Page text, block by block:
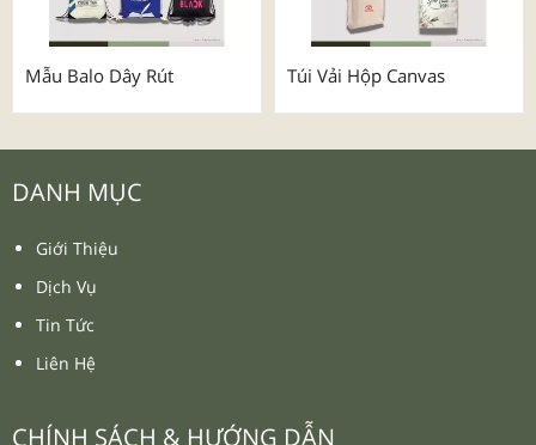
Mẫu Balo Dây Rút Túi Vải Hộp Canvas
DANH MỤC
Giới Thiệu
Dịch Vụ
Tin Tức
Liên Hệ
CHÍNH SÁCH & HƯỚNG DẪN